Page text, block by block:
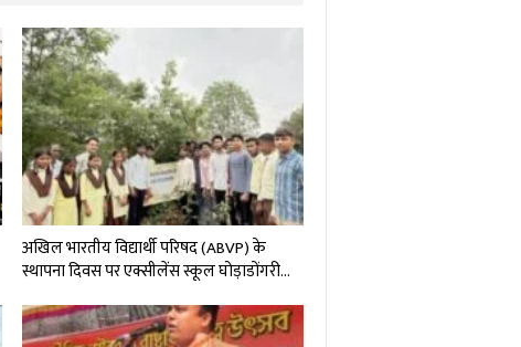
अखिल भारतीय विद्यार्थी परिषद (ABVP) के
स्थापना दिवस पर एक्सीलेंस स्कूल घोड़ाडोंगरी…